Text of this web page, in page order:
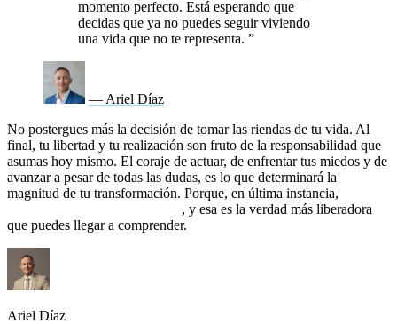
momento perfecto. Está esperando que
decidas que ya no puedes seguir viviendo
una vida que no te representa. ”
— Ariel Díaz
No postergues más la decisión de tomar las riendas de tu vida. Al
final, tu libertad y tu realización son fruto de la responsabilidad que
asumas hoy mismo. El coraje de actuar, de enfrentar tus miedos y de
avanzar a pesar de todas las dudas, es lo que determinará la
magnitud de tu transformación. Porque, en última instancia,
, y esa es la verdad más liberadora
que puedes llegar a comprender.
Ariel Díaz